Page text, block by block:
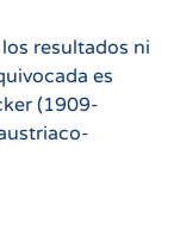
resultados ni
es
(1909-